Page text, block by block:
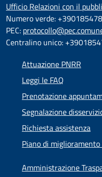
Ufficio Relazioni con il
Numero verde:
PEC:
Centralino unico:
Attuazione PNRR
Leggi le FAQ
Prenotazione
Segnalazione
Richiesta assistenza
Piano di
Amministrazione